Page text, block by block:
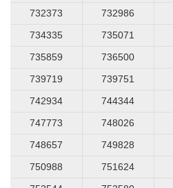
732373
732986
734335
735071
735859
736500
739719
739751
742934
744344
747773
748026
748657
749828
750988
751624